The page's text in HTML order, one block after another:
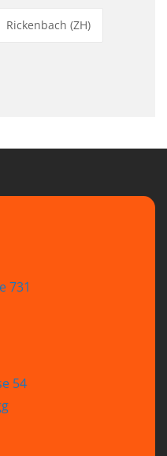
Rickenbach (ZH)
731
54